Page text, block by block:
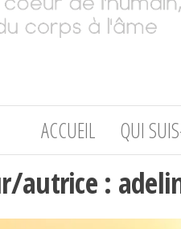
ACCUEIL QUI
autrice :